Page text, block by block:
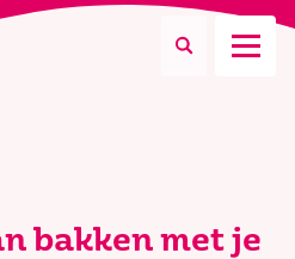
op zoek?
bakken met je